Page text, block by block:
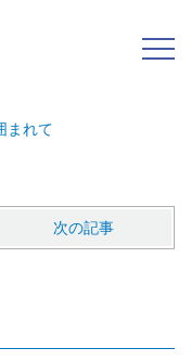
まれて
次の記事